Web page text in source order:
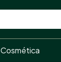
Cosmética